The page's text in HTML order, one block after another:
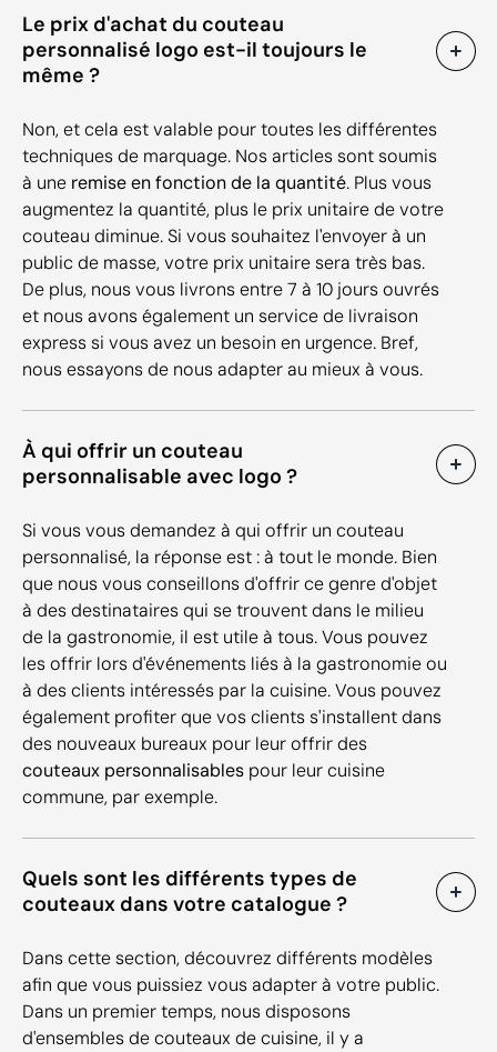
Le prix d'achat du couteau
personnalisé logo est-il toujours le
même ?
Non, et cela est valable pour toutes les différentes
techniques de marquage. Nos articles sont soumis
à une remise en fonction de la quantité. Plus vous
augmentez la quantité, plus le prix unitaire de votre
couteau diminue. Si vous souhaitez l'envoyer à un
public de masse, votre prix unitaire sera très bas.
De plus, nous vous livrons entre 7 à 10 jours ouvrés
et nous avons également un service de livraison
express si vous avez un besoin en urgence. Bref,
nous essayons de nous adapter au mieux à vous.
À qui offrir un couteau
personnalisable avec logo ?
Si vous vous demandez à qui offrir un couteau
personnalisé, la réponse est : à tout le monde. Bien
que nous vous conseillons d'offrir ce genre d'objet
à des destinataires qui se trouvent dans le milieu
de la gastronomie, il est utile à tous. Vous pouvez
les offrir lors d'événements liés à la gastronomie ou
à des clients intéressés par la cuisine. Vous pouvez
également profiter que vos clients s'installent dans
des nouveaux bureaux pour leur offrir des
couteaux personnalisables pour leur cuisine
commune, par exemple.
Quels sont les différents types de
couteaux dans votre catalogue ?
Dans cette section, découvrez différents modèles
afin que vous puissiez vous adapter à votre public.
Dans un premier temps, nous disposons
d'ensembles de couteaux de cuisine, il y a